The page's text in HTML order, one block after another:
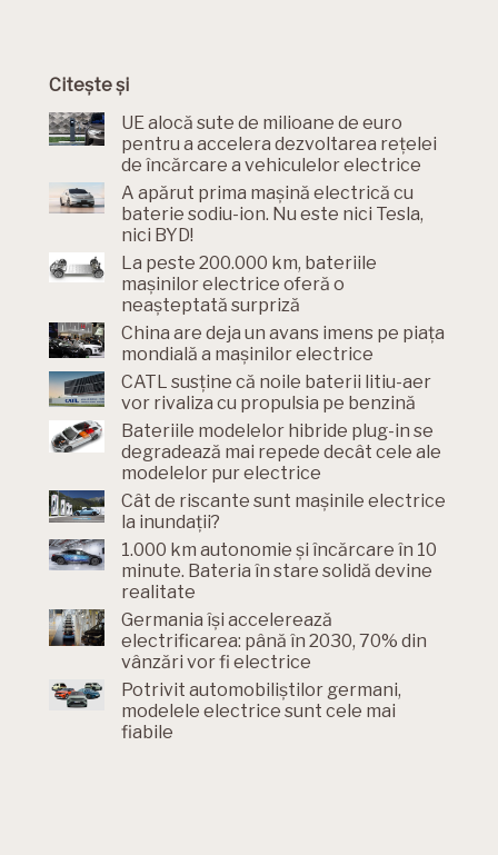
Citește și
UE alocă sute de milioane de euro
pentru a accelera dezvoltarea rețelei
de încărcare a vehiculelor electrice
A apărut prima mașină electrică cu
baterie sodiu-ion. Nu este nici Tesla,
nici BYD!
La peste 200.000 km, bateriile
mașinilor electrice oferă o
neașteptată surpriză
China are deja un avans imens pe piața
mondială a mașinilor electrice
CATL susține că noile baterii litiu-aer
vor rivaliza cu propulsia pe benzină
Bateriile modelelor hibride plug-in se
degradează mai repede decât cele ale
modelelor pur electrice
Cât de riscante sunt mașinile electrice
la inundații?
1.000 km autonomie și încărcare în 10
minute. Bateria în stare solidă devine
realitate
Germania își accelerează
electrificarea: până în 2030, 70% din
vânzări vor fi electrice
Potrivit automobiliștilor germani,
modelele electrice sunt cele mai
fiabile